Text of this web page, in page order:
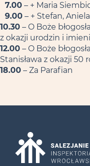
7.00 – + Maria
9.00 – + Stefan,
10.30 – O Boże
z okazji urodzin i
12.00 – O Boże
Stanisława z okazji 50
18.00 – Za Parafian